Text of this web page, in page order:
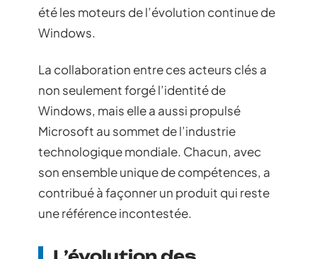
été les moteurs de l’évolution continue de
Windows.
La collaboration entre ces acteurs clés a
non seulement forgé l’identité de
Windows, mais elle a aussi propulsé
Microsoft au sommet de l’industrie
technologique mondiale. Chacun, avec
son ensemble unique de compétences, a
contribué à façonner un produit qui reste
une référence incontestée.